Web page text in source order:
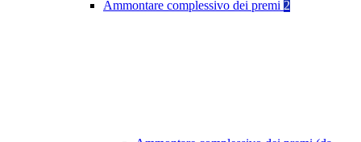
Ammontare complessivo dei premi 2